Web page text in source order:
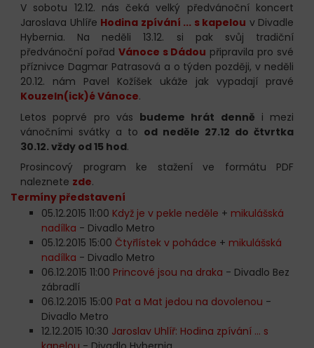
V sobotu 12.12. nás čeká velký předvánoční koncert
Jaroslava Uhlíře Hodina zpívání ... s kapelou v Divadle
Hybernia. Na neděli 13.12. si pak svůj tradiční
předvánoční pořad Vánoce s Dádou připravila pro své
příznivce Dagmar Patrasová a o týden později, v neděli
20.12. nám Pavel Kožíšek ukáže jak vypadají pravé
Kouzeln(ick)é Vánoce.
Letos poprvé pro vás budeme hrát denně i mezi
vánočními svátky a to od neděle 27.12 do čtvrtka
30.12. vždy od 15 hod.
Prosincový program ke stažení ve formátu PDF
naleznete zde.
Termíny představení
05.12.2015 11:00 Když je v pekle neděle + mikulášská
nadílka - Divadlo Metro
05.12.2015 15:00 Čtyřlístek v pohádce + mikulášská
nadílka - Divadlo Metro
06.12.2015 11:00 Princové jsou na draka - Divadlo Bez
zábradlí
06.12.2015 15:00 Pat a Mat jedou na dovolenou -
Divadlo Metro
12.12.2015 10:30 Jaroslav Uhlíř: Hodina zpívání ... s